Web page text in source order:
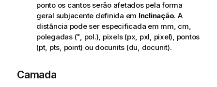
ponto os cantos serão afetados pela forma
geral subjacente definida em Inclinação. A
distância pode ser especificada em mm, cm,
polegadas (", pol.), pixels (px, pxl, pixel), pontos
(pt, pts, point) ou docunits (du, docunit).
Camada